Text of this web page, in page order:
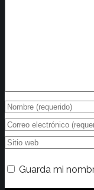
Guarda mi